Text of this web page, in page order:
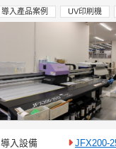
導入產品案例 UV印刷機
導入設備 JFX200-